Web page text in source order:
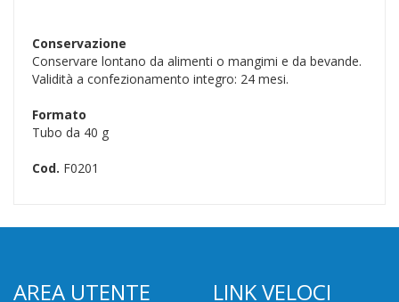
Conservazione
Conservare lontano da alimenti o mangimi e da bevande.
Validità a confezionamento integro: 24 mesi.
Formato
Tubo da 40 g
Cod. F0201
AREA UTENTE LINK VELOCI